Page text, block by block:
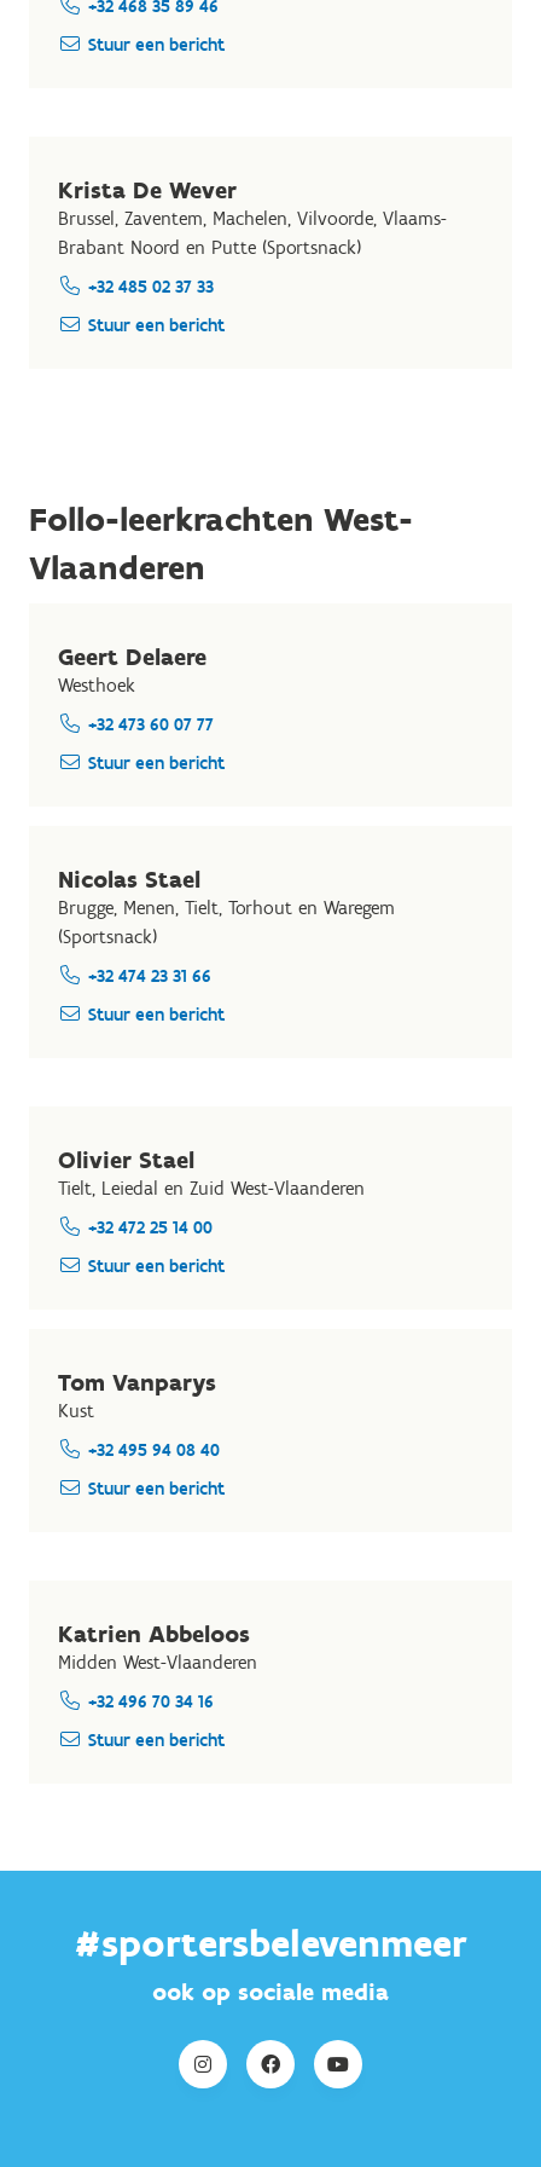
+32 468 35 89 46
Stuur een bericht
Krista De Wever
Brussel, Zaventem, Machelen, Vilvoorde, Vlaams-
Brabant Noord en Putte (Sportsnack)
+32 485 02 37 33
Stuur een bericht
Follo-leerkrachten West-
Vlaanderen
Geert Delaere
Westhoek
+32 473 60 07 77
Stuur een bericht
Nicolas Stael
Brugge, Menen, Tielt, Torhout en Waregem
(Sportsnack)
+32 474 23 31 66
Stuur een bericht
Olivier Stael
Tielt, Leiedal en Zuid West-Vlaanderen
+32 472 25 14 00
Stuur een bericht
Tom Vanparys
Kust
+32 495 94 08 40
Stuur een bericht
Katrien Abbeloos
Midden West-Vlaanderen
+32 496 70 34 16
Stuur een bericht
#sportersbelevenmeer
ook op sociale media